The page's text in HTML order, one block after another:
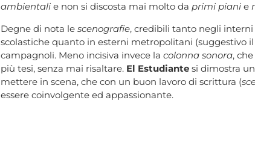
ambientali e non si discosta mai molto daprimi piani e
Degne di nota lescenografie, credibili tanto negli
scolastiche quanto in esterni metropolitani (suggestivo
campagnoli. Meno incisiva invece lacolonna sonora,
più tesi, senza mai risaltare. El Estudiante si dimostra
mettere in scena, che con un buon lavoro di scrittura (
essere coinvolgente ed appassionante.